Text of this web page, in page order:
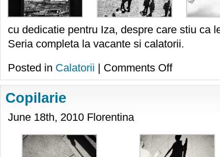
cu dedicatie pentru Iza, despre care stiu ca
Seria completa la vacante si calatorii.
Posted in Calatorii | Comments Offon
Copilarie
June 18th, 2010 Florentina